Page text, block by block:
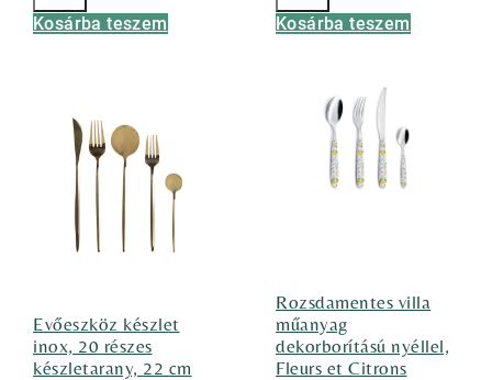
Kosárba teszem Kosárba teszem
Evőeszköz készlet
inox, 20 részes
készletarany, 22 cm
Rozsdamentes villa
műanyag
dekorborítású nyéllel,
Fleurs et Citrons